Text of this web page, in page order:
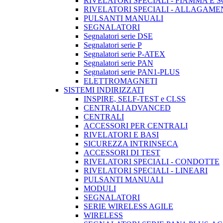
RIVELATORI SPECIALI -
PULSANTI MANUALI
SEGNALATORI
Segnalatori serie DSE
Segnalatori serie P
Segnalatori serie P-ATEX
Segnalatori serie PAN
Segnalatori serie PAN1-PLUS
ELETTROMAGNETI
SISTEMI INDIRIZZATI
INSPIRE, SELF-TEST e CLSS
CENTRALI ADVANCED
CENTRALI
ACCESSORI PER CENTRALI
RIVELATORI E BASI
SICUREZZA INTRINSECA
ACCESSORI DI TEST
RIVELATORI SPECIALI - CONDOTTE
RIVELATORI SPECIALI - LINEARI
PULSANTI MANUALI
MODULI
SEGNALATORI
SERIE WIRELESS AGILE
WIRELESS